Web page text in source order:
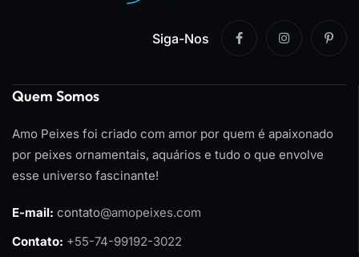
Siga-Nos
Quem Somos
Amo Peixes foi criado com amor por quem é apaixonado
por peixes ornamentais, aquários e tudo o que envolve
esse universo fascinante!
E-mail: contato@amopeixes.com
Contato: +55-74-99192-3022